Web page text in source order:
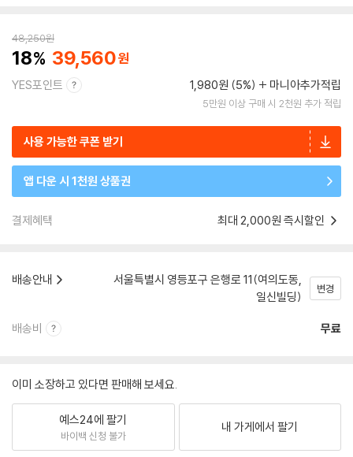
48,250원
18 39,560
YES포인트 1,980원 (5%) 마니아추가적립
5만원 이상 구매 시 2천원 추가 적립
사용 가능한 쿠폰 받기
앱 다운 시 1천원 상품권
결제혜택 최대 2,000원 즉시할인
배송안내
서울특별시 영등포구 은행로 11(여의도동,
일신빌딩)
변경
배송비 무료
이미 소장하고 있다면 판매해 보세요.
예스24에 팔기
바이백 신청 불가
내 가게에서 팔기